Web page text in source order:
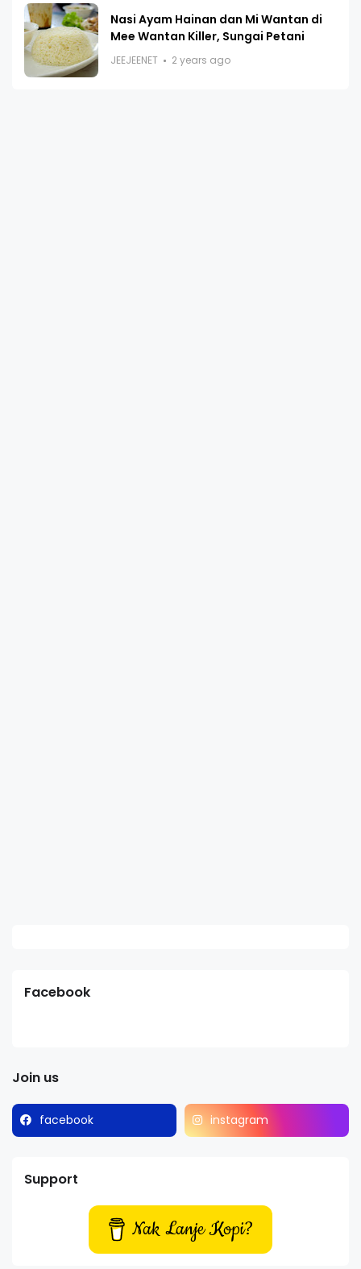
Nasi Ayam Hainan dan Mi Wantan di
Mee Wantan Killer, Sungai Petani
JEEJEENET 2 years ago
Facebook
Join us
facebook instagram
Support
Nak Lanje Kopi?